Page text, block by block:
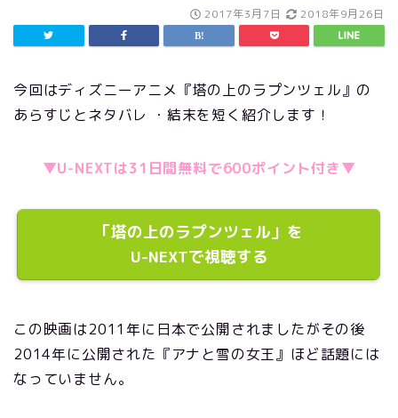
2017年3月7日 2018年9月26日
今回はディズニーアニメ『塔の上のラプンツェル』の
あらすじとネタバレ ・結末を短く紹介します！
▼U-NEXTは31日間無料で600ポイント付き▼
「塔の上のラプンツェル」を
U-NEXTで視聴する
この映画は2011年に日本で公開されましたがその後
2014年に公開された『アナと雪の女王』ほど話題には
なっていません。